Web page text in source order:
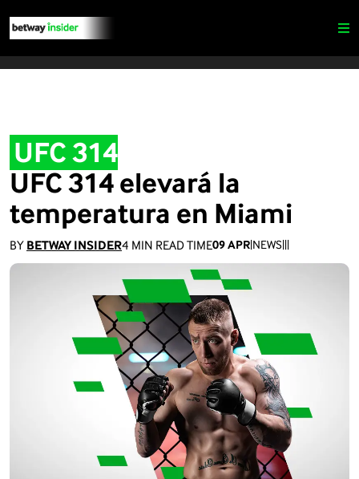
UFC 314
UFC 314 elevará la
temperatura en Miami
09 APR|NEWS|
BY BETWAY INSIDER |
4 MIN READ TIME |